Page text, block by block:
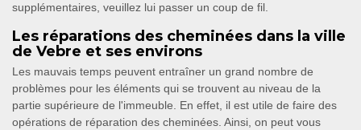
supplémentaires, veuillez lui passer un coup de fil.
Les réparations des cheminées dans la ville
de Vebre et ses environs
Les mauvais temps peuvent entraîner un grand nombre de
problèmes pour les éléments qui se trouvent au niveau de la
partie supérieure de l'immeuble. En effet, il est utile de faire des
opérations de réparation des cheminées. Ainsi, on peut vous